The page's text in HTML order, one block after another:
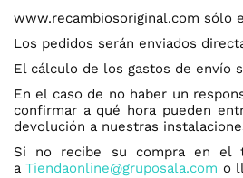
www.recambiosoriginal.com sólo
Los pedidos serán enviados
El cálculo de los gastos de envío
En el caso de no haber un
confirmar a qué hora pueden
devolución a nuestras
Si no recibe su compra en el
aTiendaonline@gruposala.com o